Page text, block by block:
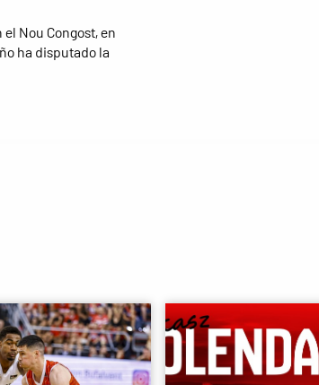
Nou Congost, en
ha disputado la